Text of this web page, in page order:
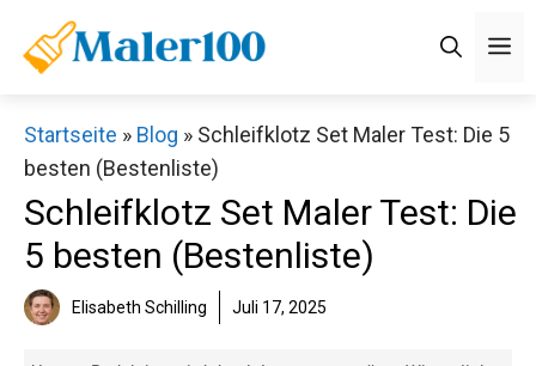
Inhalt
springen
Startseite » Blog » Schleifklotz Set Maler Test: Die 5
besten (Bestenliste)
Schleifklotz Set Maler Test: Die
5 besten (Bestenliste)
Elisabeth Schilling Juli 17, 2025